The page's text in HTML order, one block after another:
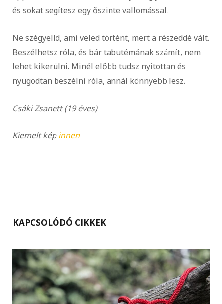
és sokat segítesz egy őszinte vallomással.
Ne szégyelld, ami veled történt, mert a részeddé vált.
Beszélhetsz róla, és bár tabutémának számít, nem
lehet kikerülni. Minél előbb tudsz nyitottan és
nyugodtan beszélni róla, annál könnyebb lesz.
Csáki Zsanett (19 éves)
Kiemelt képinnen
KAPCSOLÓDÓ CIKKEK